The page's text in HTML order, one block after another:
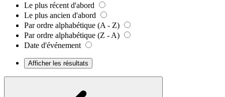
Le plus récent d'abord
Le plus ancien d'abord
Par ordre alphabétique (A - Z)
Par ordre alphabétique (Z - A)
Date d'événement
Afficher les résultats